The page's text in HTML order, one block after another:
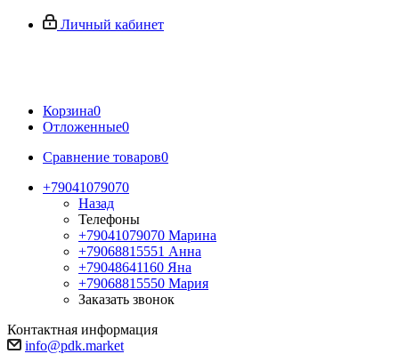
Личный кабинет
Корзина0
Отложенные0
Сравнение товаров0
+79041079070
Назад
Телефоны
+79041079070 Марина
+79068815551 Анна
+79048641160 Яна
+79068815550 Мария
Заказать звонок
Контактная информация
info@pdk.market